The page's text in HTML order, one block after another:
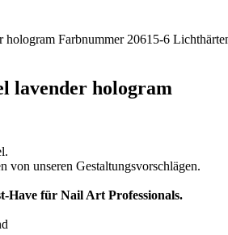
Farbnummer 20615-6
lavender hologram
von unseren Gestaltungsvorschlägen.
Have für Nail Art Professionals.